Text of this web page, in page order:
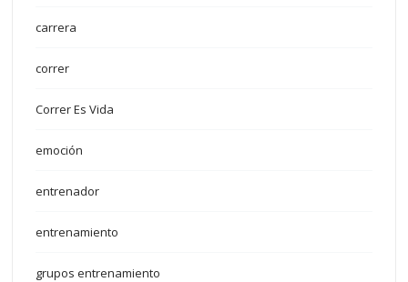
carrera
correr
Correr Es Vida
emoción
entrenador
entrenamiento
grupos entrenamiento